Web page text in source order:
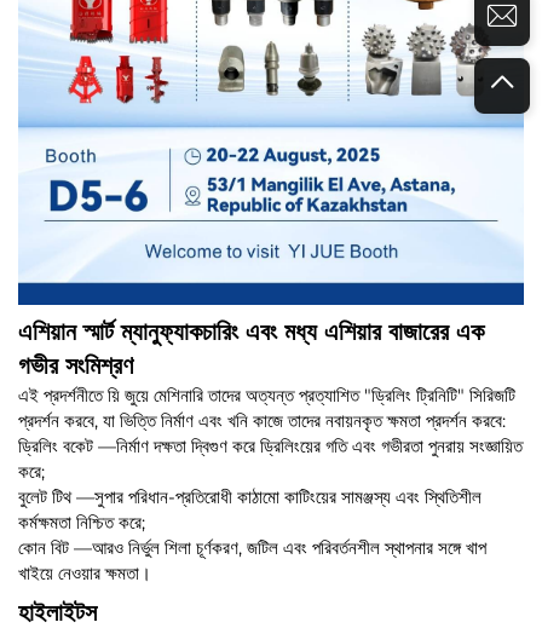
এশিয়ান স্মার্ট ম্যানুফ্যাকচারিং এবং মধ্য এশিয়ার বাজারের এক
গভীর সংমিশ্রণ
এই প্রদর্শনীতে য়ি জুয়ে মেশিনারি তাদের অত্যন্ত প্রত্যাশিত "ড্রিলিং ট্রিনিটি" সিরিজটি
প্রদর্শন করবে, যা ভিত্তি নির্মাণ এবং খনি কাজে তাদের নবায়নকৃত ক্ষমতা প্রদর্শন করবে:
ড্রিলিং বকেট —নির্মাণ দক্ষতা দ্বিগুণ করে ড্রিলিংয়ের গতি এবং গভীরতা পুনরায় সংজ্ঞায়িত
করে;
বুলেট টিথ—সুপার পরিধান-প্রতিরোধী কাঠামো কাটিংয়ের সামঞ্জস্য এবং স্থিতিশীল
কর্মক্ষমতা নিশ্চিত করে;
কোন বিট —আরও নির্ভুল শিলা চূর্ণকরণ, জটিল এবং পরিবর্তনশীল স্থাপনার সঙ্গে খাপ
খাইয়ে নেওয়ার ক্ষমতা।
হাইলাইটস